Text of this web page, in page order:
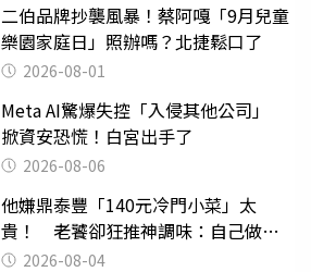
二伯品牌抄襲風暴！蔡阿嘎「9月兒童
樂園家庭日」照辦嗎？北捷鬆口了
2026-08-01
Meta AI驚爆失控「入侵其他公司」
掀資安恐慌！白宮出手了
2026-08-06
他嫌鼎泰豐「140元冷門小菜」太
貴！ 老饕卻狂推神調味：自己做不
出來2026-08-04